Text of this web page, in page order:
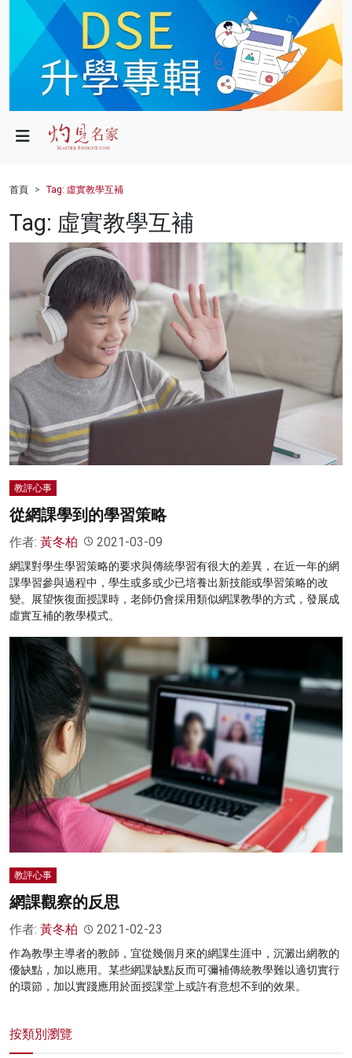
政局
財經
健康
商業
科技
影片
名家榜
灼見活動
關於我們
首頁 Tag: 虛實教學互補
Tag: 虛實教學互補
教評心事
從網課學到的學習策略
作者: 黃冬柏 2021-03-09
網課對學生學習策略的要求與傳統學習有很大的差異，在近一年的網
課學習參與過程中，學生或多或少已培養出新技能或學習策略的改
變。展望恢復面授課時，老師仍會採用類似網課教學的方式，發展成
虛實互補的教學模式。
教評心事
網課觀察的反思
作者: 黃冬柏 2021-02-23
作為教學主導者的教師，宜從幾個月來的網課生涯中，沉澱出網教的
優缺點，加以應用。某些網課缺點反而可彌補傳統教學難以適切實行
的環節，加以實踐應用於面授課堂上或許有意想不到的效果。
按類別瀏覽